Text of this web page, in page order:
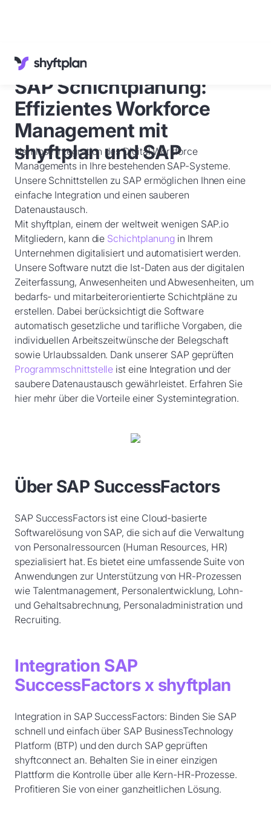
Wissenswertes
Kundenservice Deutsch
Anmelden
Demobuchen
SAP Schichtplanung:
Effizientes Workforce
Management mit
shyftplan und SAP
Nahtlose Integration des Digital Workforce
Managements in Ihre bestehenden SAP-Systeme.
Unsere Schnittstellen zu SAP ermöglichen Ihnen eine
einfache Integration und einen sauberen
Datenaustausch.
Mit shyftplan, einem der weltweit wenigen SAP.io
Mitgliedern, kann die Schichtplanung in Ihrem
Unternehmen digitalisiert und automatisiert werden.
Unsere Software nutzt die Ist-Daten aus der digitalen
Zeiterfassung, Anwesenheiten und Abwesenheiten, um
bedarfs- und mitarbeiterorientierte Schichtpläne zu
erstellen. Dabei berücksichtigt die Software
automatisch gesetzliche und tarifliche Vorgaben, die
individuellen Arbeitszeitwünsche der Belegschaft
sowie Urlaubssalden. Dank unserer SAP geprüften
Programmschnittstelle ist eine Integration und der
saubere Datenaustausch gewährleistet. Erfahren Sie
hier mehr über die Vorteile einer Systemintegration.
Über SAP SuccessFactors
SAP SuccessFactors ist eine Cloud-basierte
Softwarelösung von SAP, die sich auf die Verwaltung
von Personalressourcen (Human Resources, HR)
spezialisiert hat. Es bietet eine umfassende Suite von
Anwendungen zur Unterstützung von HR-Prozessen
wie Talentmanagement, Personalentwicklung, Lohn-
und Gehaltsabrechnung, Personaladministration und
Recruiting.
Integration SAP
SuccessFactors x shyftplan
Integration in SAP SuccessFactors: Binden Sie SAP
schnell und einfach über SAP BusinessTechnology
Platform (BTP) und den durch SAP geprüften
shyftconnect an. Behalten Sie in einer einzigen
Plattform die Kontrolle über alle Kern-HR-Prozesse.
Profitieren Sie von einer ganzheitlichen Lösung.